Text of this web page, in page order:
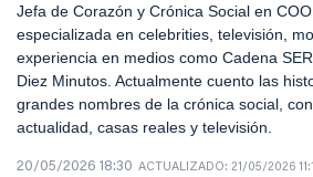
Jefa de Corazón y Crónica Social en
especializada en celebrities, televisión,
experiencia en medios como Cadena
Diez Minutos. Actualmente cuento las
grandes nombres de la crónica social,
actualidad, casas reales y televisión.
20/05/2026 18:30 ACTUALIZADO: 21/05/2026